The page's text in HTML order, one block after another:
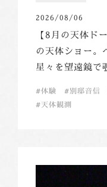
2026/08/06
【8月の天体ド
の天体ショー。
星々を望遠鏡で
体験 別邸音信
天体観測